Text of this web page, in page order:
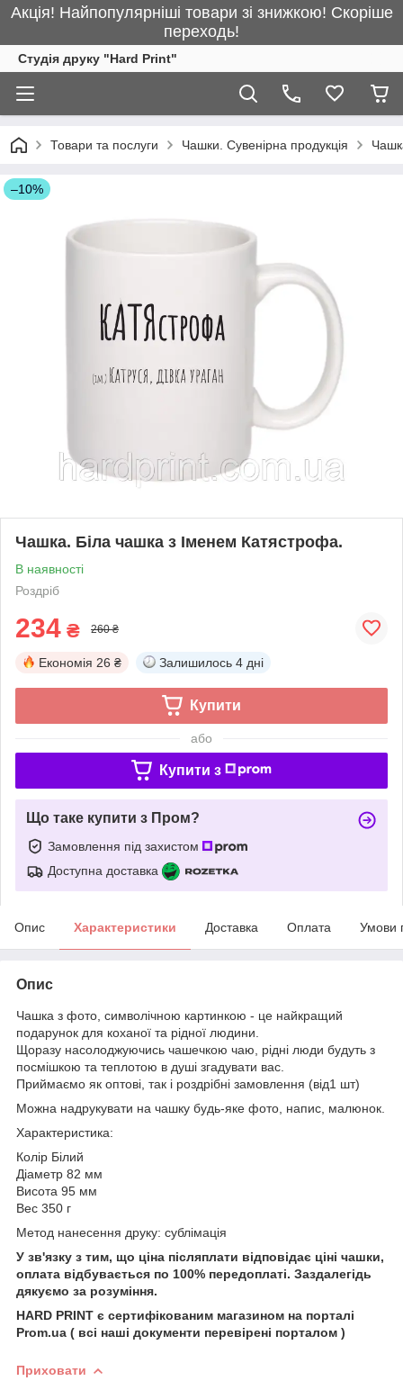
Акція! Найпопулярніші товари зі знижкою! Скоріше
переходь!
Студія друку "Hard Print"
Товари та послуги Чашки. Сувенірна продукція
–10%
Чашка. Біла чашка з Іменем Катястрофа.
В наявності
Роздріб
234 ₴ 260 ₴
Економія 26 ₴ Залишилось 4 дні
Купити
або
Купити з
Що таке купити з Пром?
Замовлення під захистом
Доступна доставка
Опис Характеристики Доставка Оплата Умови
Опис
Чашка з фото, символічною картинкою - це найкращий
подарунок для коханої та рідної людини.
Щоразу насолоджуючись чашечкою чаю, рідні люди будуть з
посмішкою та теплотою в душі згадувати вас.
Приймаємо як оптові, так і роздрібні замовлення (від1 шт)
Можна надрукувати на чашку будь-яке фото, напис, малюнок.
Характеристика:
Колір Білий
Діаметр 82 мм
Висота 95 мм
Вес 350 г
Метод нанесення друку: сублімація
У зв'язку з тим, що ціна післяплати відповідає ціні чашки,
оплата відбувається по 100% передоплаті. Заздалегідь
дякуємо за розуміння.
HARD PRINT є сертифікованим магазином на порталі
Prom.ua ( всі наші документи перевірені порталом )
Приховати